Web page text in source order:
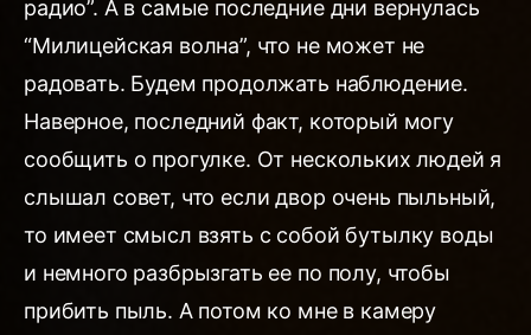
радио”. А в самые последние дни вернулась
“Милицейская волна”, что не может не
радовать. Будем продолжать наблюдение.
Наверное, последний факт, который могу
сообщить о прогулке. От нескольких людей я
слышал совет, что если двор очень пыльный,
то имеет смысл взять с собой бутылку воды
и немного разбрызгать ее по полу, чтобы
прибить пыль. А потом ко мне в камеру